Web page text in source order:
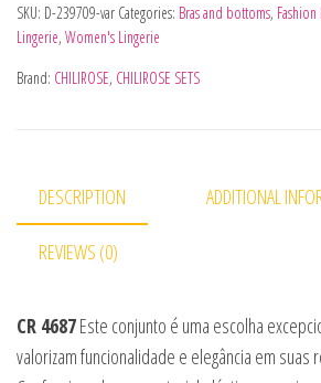
SKU: D-239709-var Categories: Bras and bottoms,
Lingerie, Women's Lingerie
Brand: CHILIROSE, CHILIROSE SETS
DESCRIPTION ADDITIONAL
REVIEWS (0)
CR 4687Este conjunto é uma escolha
valorizam funcionalidade e elegância em suas